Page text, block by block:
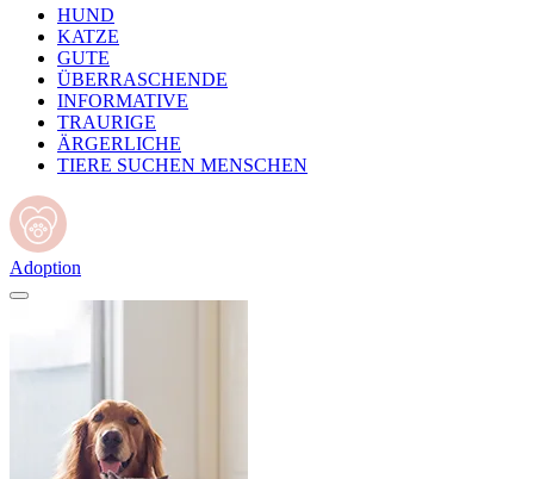
HUND
KATZE
GUTE
ÜBERRASCHENDE
INFORMATIVE
TRAURIGE
ÄRGERLICHE
TIERE SUCHEN MENSCHEN
Adoption